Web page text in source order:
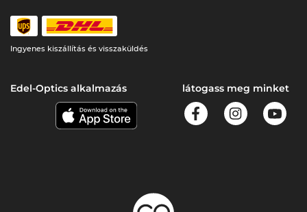
Ingyenes kiszállítás és visszaküldés
Edel-Optics alkalmazás látogass meg minket